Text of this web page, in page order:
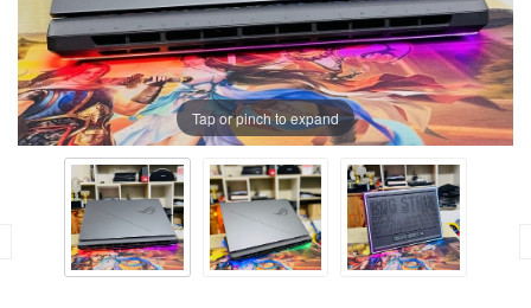
Tap or pinch to expand